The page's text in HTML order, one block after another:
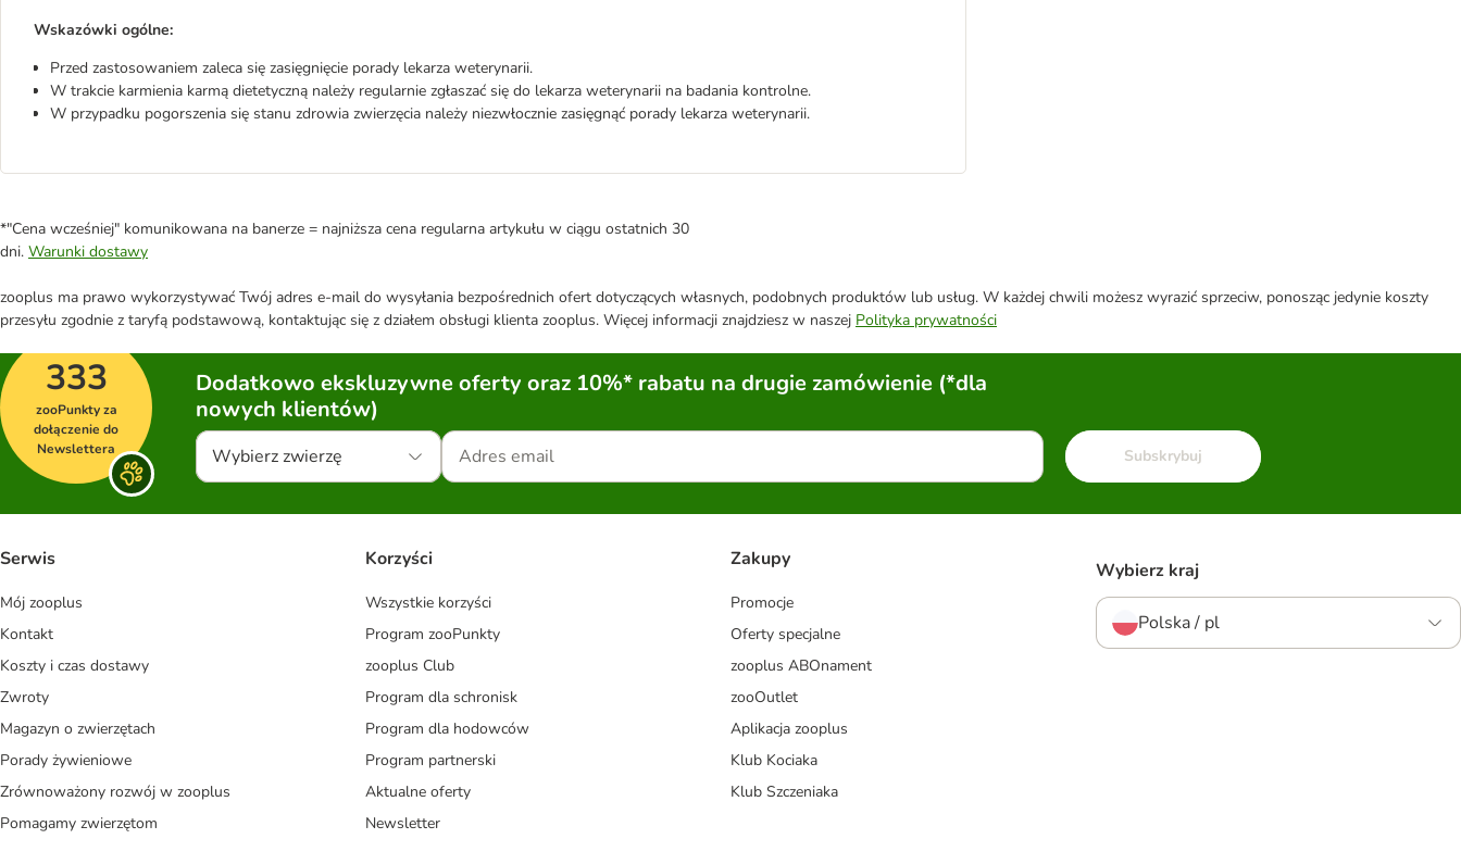
Wskazówki ogólne:
Przed zastosowaniem zaleca się zasięgnięcie porady lekarza weterynarii.
W trakcie karmienia karmą dietetyczną należy regularnie zgłaszać się do lekarza weterynarii na badania kontrolne.
W przypadku pogorszenia się stanu zdrowia zwierzęcia należy niezwłocznie zasięgnąć porady lekarza weterynarii.
*"Cena wcześniej" komunikowana na banerze = najniższa cena regularna artykułu w ciągu ostatnich 30
dni. Warunki dostawy
zooplus ma prawo wykorzystywać Twój adres e-mail do wysyłania bezpośrednich ofert dotyczących własnych, podobnych produktów lub usług. W każdej chwili możesz wyrazić sprzeciw, ponosząc jedynie koszty
przesyłu zgodnie z taryfą podstawową, kontaktując się z działem obsługi klienta zooplus. Więcej informacji znajdziesz w naszej Polityka prywatności
333
zooPunkty za
dołączenie do
Newslettera
Dodatkowo ekskluzywne oferty oraz 10%* rabatu na drugie zamówienie (*dla
nowych klientów)
Wybierz zwierzę Subskrybuj
Serwis
Mój zooplus
Kontakt
Koszty i czas dostawy
Zwroty
Magazyn o zwierzętach
Porady żywieniowe
Zrównoważony rozwój w zooplus
Pomagamy zwierzętom
Korzyści
Wszystkie korzyści
Program zooPunkty
zooplus Club
Program dla schronisk
Program dla hodowców
Program partnerski
Aktualne oferty
Newsletter
Zakupy
Promocje
Oferty specjalne
zooplus ABOnament
zooOutlet
Aplikacja zooplus
Klub Kociaka
Klub Szczeniaka
Wybierz kraj
Polska / pl